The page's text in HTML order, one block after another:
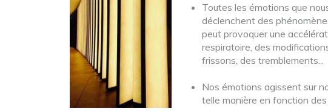
Toutes les émotions que
déclenchent des
peut provoquer une
respiratoire, des
frissons, des tremblements...
Nos émotions agissent sur
telle manière en fonction